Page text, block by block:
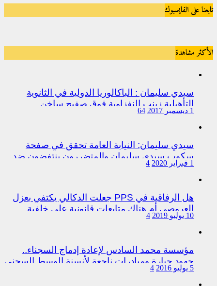
تابعنا على الفايسبوك
الأكثر مشاهدة
سيدي سليمان : الباكالوريا الدولية في الثانوية
التأهيلية زينب النفزاوية فوق صفيح ساخن
1 ديسمبر 2017 64
سيدي سليمان: النيابة العامة تحقق في صفحة
سكوب سيدي سليمان والمتضررون ينتفضون ضد
المتورطين من رجال الشرطة
1 فبراير 2020 4
هل الرفاقية في PPS جعلت الدكالي يكتفي بعزل
العروصي أم هناك متابعات قانونية على خلفية
اختلالات التسيير بمندوبية سيدي سليمان
10 يوليو 2019 4
مؤسسة محمد السادس لإعادة إدماج السجناء..
جهود جبارة ومبادرات ناجعة لأنسنة الوسط السجني
5 يوليو 2016 4